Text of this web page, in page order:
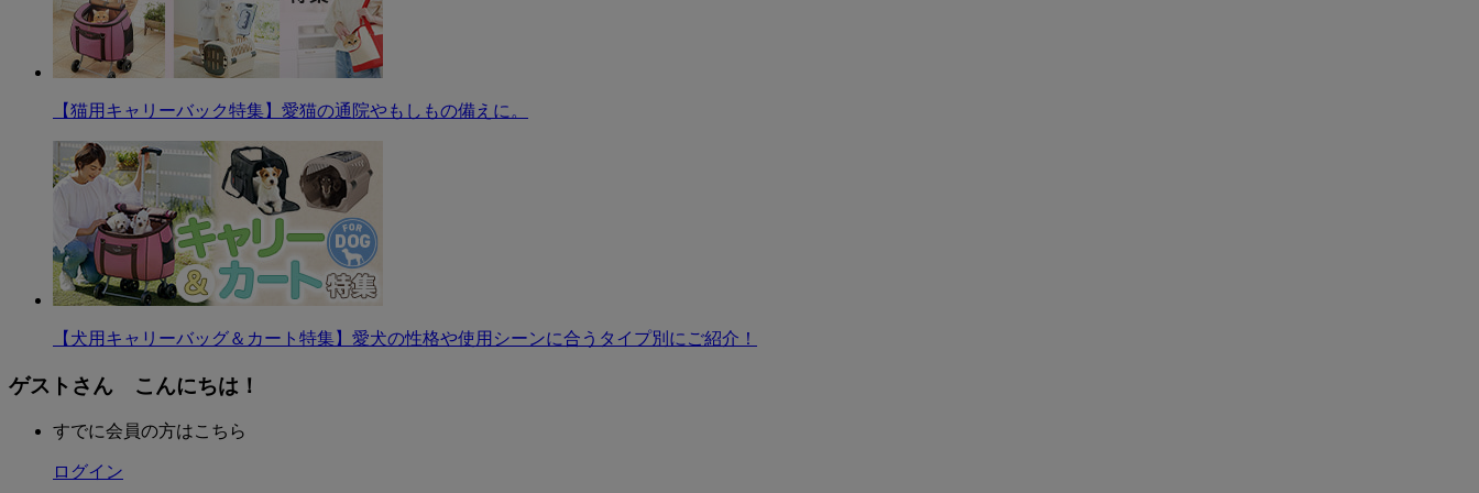
【猫用キャリーバック特集】愛猫の通院やもしもの備えに。
【犬用キャリーバッグ＆カート特集】愛犬の性格や使用シーンに合うタイプ別にご紹介！
ゲストさん こんにちは！
すでに会員の方はこちら
ログイン